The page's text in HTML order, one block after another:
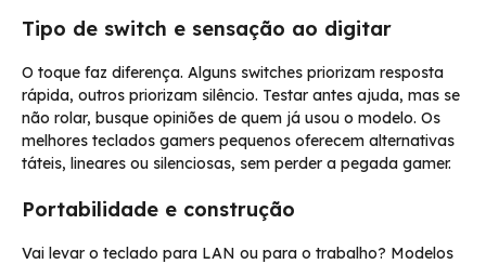
Tipo de switch e sensação ao digitar
O toque faz diferença. Alguns switches priorizam resposta
rápida, outros priorizam silêncio. Testar antes ajuda, mas se
não rolar, busque opiniões de quem já usou o modelo. Os
melhores teclados gamers pequenos oferecem alternativas
táteis, lineares ou silenciosas, sem perder a pegada gamer.
Portabilidade e construção
Vai levar o teclado para LAN ou para o trabalho? Modelos